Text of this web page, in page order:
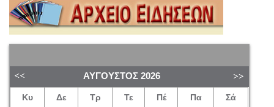
ΑΎΓΟΥΣΤΟΣ 2026
Κυ Δε Τρ Τε Πέ Πα Σά